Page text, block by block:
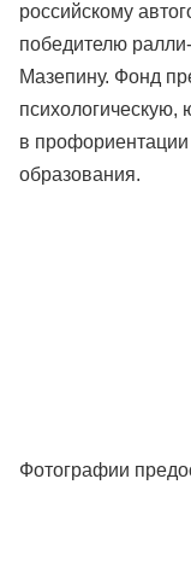
российскому
победителю
Мазепину. Фонд
психологическую,
в профориентации
образования.
Фотографии